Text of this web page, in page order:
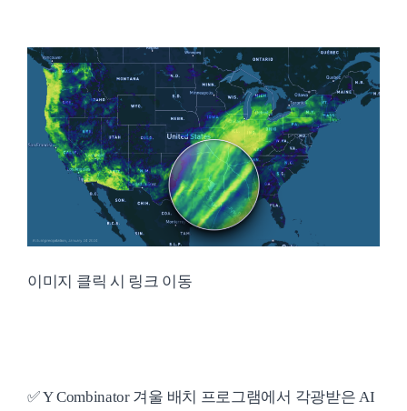
이미지 클릭 시 링크 이동
✅ Y Combinator 겨울 배치 프로그램에서 각광받은 AI